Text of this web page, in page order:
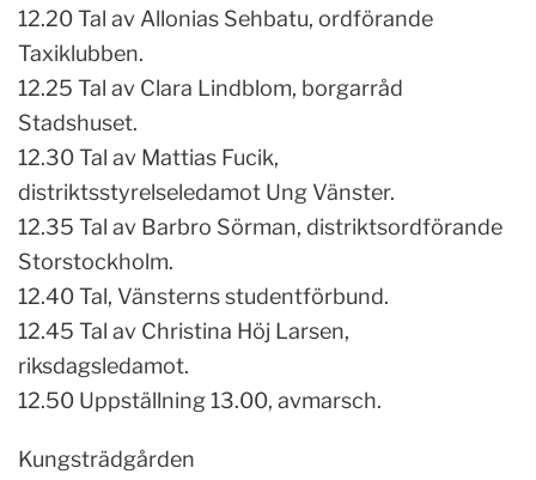
12.20 Tal av Allonias Sehbatu, ordförande
Taxiklubben.
12.25 Tal av Clara Lindblom, borgarråd
Stadshuset.
12.30 Tal av Mattias Fucik,
distriktsstyrelseledamot Ung Vänster.
12.35 Tal av Barbro Sörman, distriktsordförande
Storstockholm.
12.40 Tal, Vänsterns studentförbund.
12.45 Tal av Christina Höj Larsen,
riksdagsledamot.
12.50 Uppställning 13.00, avmarsch.
Kungsträdgården